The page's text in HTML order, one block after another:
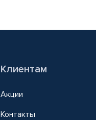
Клиентам
Акции
Контакты